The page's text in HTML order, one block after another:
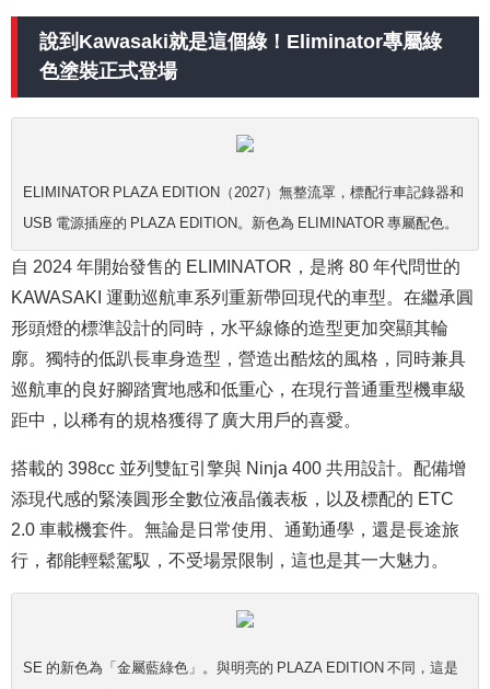
說到Kawasaki就是這個綠！Eliminator專屬綠
色塗裝正式登場
ELIMINATOR PLAZA EDITION（2027）無整流罩，標配行車記錄器和
USB 電源插座的 PLAZA EDITION。新色為 ELIMINATOR 專屬配色。
自 2024 年開始發售的 ELIMINATOR，是將 80 年代問世的
KAWASAKI 運動巡航車系列重新帶回現代的車型。在繼承圓
形頭燈的標準設計的同時，水平線條的造型更加突顯其輪
廓。獨特的低趴長車身造型，營造出酷炫的風格，同時兼具
巡航車的良好腳踏實地感和低重心，在現行普通重型機車級
距中，以稀有的規格獲得了廣大用戶的喜愛。
搭載的 398cc 並列雙缸引擎與 Ninja 400 共用設計。配備增
添現代感的緊湊圓形全數位液晶儀表板，以及標配的 ETC
2.0 車載機套件。無論是日常使用、通勤通學，還是長途旅
行，都能輕鬆駕馭，不受場景限制，這也是其一大魅力。
SE 的新色為「金屬藍綠色」。與明亮的 PLAZA EDITION 不同，這是